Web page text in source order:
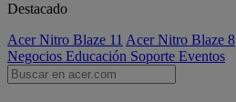
Destacado
Acer Nitro Blaze 11 Acer Nitro Blaze 8
Negocios Educación Soporte Eventos